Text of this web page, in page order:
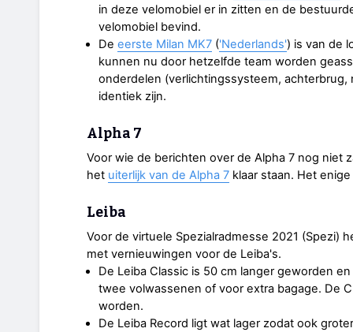
in deze velomobiel er in zitten en de
velomobiel bevind.
De eerste Milan MK7('Nederlands') is van de
kunnen nu door hetzelfde team worden
onderdelen (verlichtingssysteem,
identiek zijn.
Alpha 7
Voor wie de berichten over de Alpha 7 nog niet
het uiterlijk van de Alpha 7 klaar staan. Het
Leiba
Voor de virtuele Spezialradmesse 2021 (Spezi)
met vernieuwingen voor de Leiba's.
De Leiba Classic is 50 cm langer geworden
twee volwassenen of voor extra bagage. De
worden.
De Leiba Record ligt wat lager zodat ook